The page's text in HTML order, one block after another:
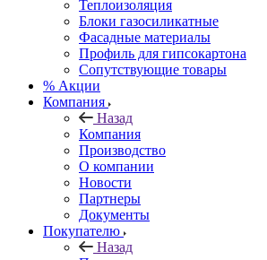
Теплоизоляция
Блоки газосиликатные
Фасадные материалы
Профиль для гипсокартона
Сопутствующие товары
% Акции
Компания
Назад
Компания
Производство
О компании
Новости
Партнеры
Документы
Покупателю
Назад